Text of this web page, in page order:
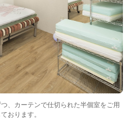
、カーテンで仕切られた半個室をご用
おります。